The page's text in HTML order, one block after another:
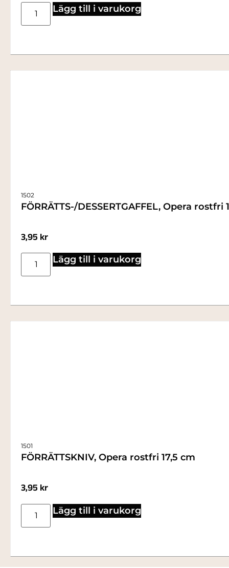
Lägg till i varukorg
1502
FÖRRÄTTS-/DESSERTGAFFEL, Opera rostfri
3,95 kr
Lägg till i varukorg
1501
FÖRRÄTTSKNIV, Opera rostfri 17,5 cm
3,95 kr
Lägg till i varukorg